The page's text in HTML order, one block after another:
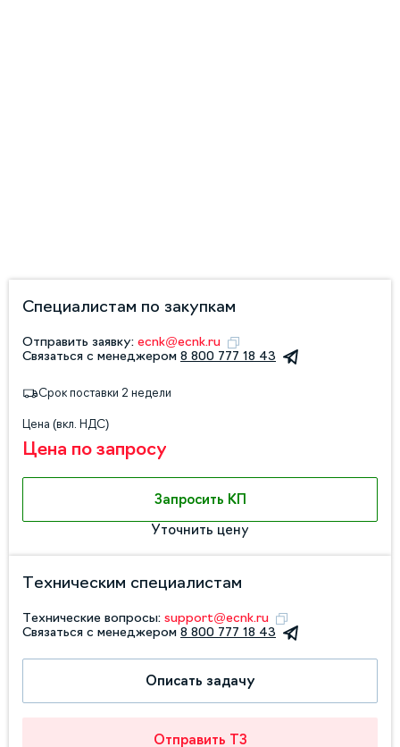
Специалистам по закупкам
Отправить заявку: ecnk@ecnk.ru
Связаться с менеджером 8 800 777 18 43
Срок поставки 2 недели
Цена (вкл. НДС)
Цена по запросу
Запросить КП
Уточнить цену
Техническим специалистам
Технические вопросы: support@ecnk.ru
Связаться с менеджером 8 800 777 18 43
Описать задачу
Отправить ТЗ